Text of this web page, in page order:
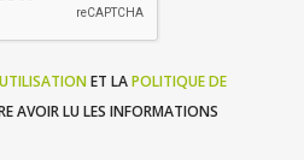
ET LAPOLITIQUE DE
AVOIR LU LES INFORMATIONS